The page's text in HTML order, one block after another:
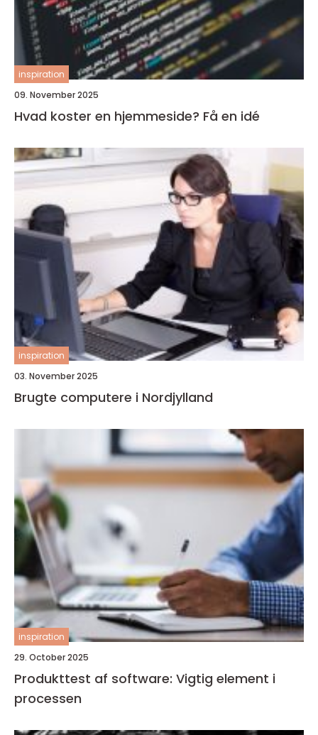
inspiration
09. November 2025
Hvad koster en hjemmeside? Få en idé
inspiration
03. November 2025
Brugte computere i Nordjylland
inspiration
29. October 2025
Produkttest af software: Vigtig element i
processen